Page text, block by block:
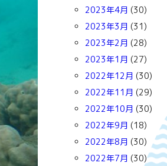
2023年4月 (30)
2023年3月 (31)
2023年2月 (28)
2023年1月 (27)
2022年12月 (30)
2022年11月 (29)
2022年10月 (30)
2022年9月 (18)
2022年8月 (30)
2022年7月 (30)